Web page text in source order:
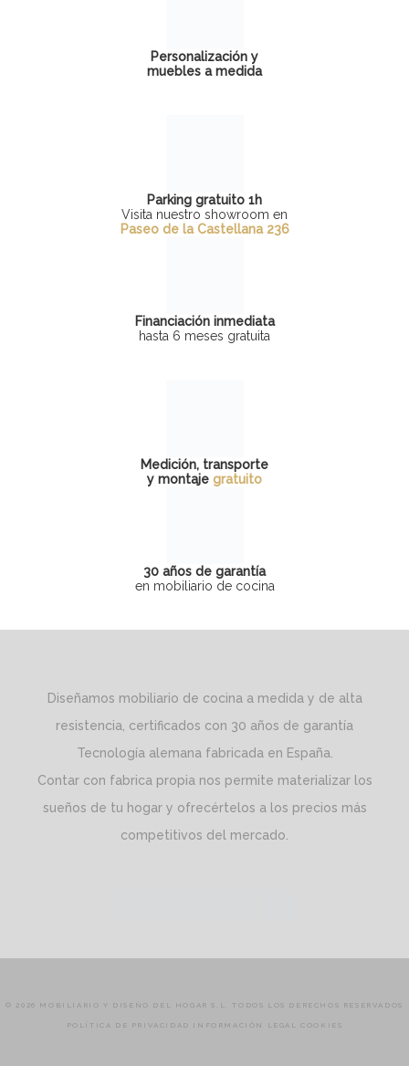
Personalización y
muebles a medida
Parking gratuito 1h
Visita nuestro showroom en
Paseo de la Castellana 236
Financiación inmediata
hasta 6 meses gratuita
Medición, transporte
y montaje gratuito
30 años de garantía
en mobiliario de cocina
Diseñamos mobiliario de cocina a medida y de alta
resistencia, certificados con 30 años de garantía
Tecnología alemana fabricada en España.
Contar con fabrica propia nos permite materializar los
sueños de tu hogar y ofrecértelos a los precios más
competitivos del mercado.
© 2026 MOBILIARIO Y DISEÑO DEL HOGAR S.L. TODOS LOS DERECHOS RESERVADOS
POLÍTICA DE PRIVACIDAD INFORMACIÓN LEGAL COOKIES